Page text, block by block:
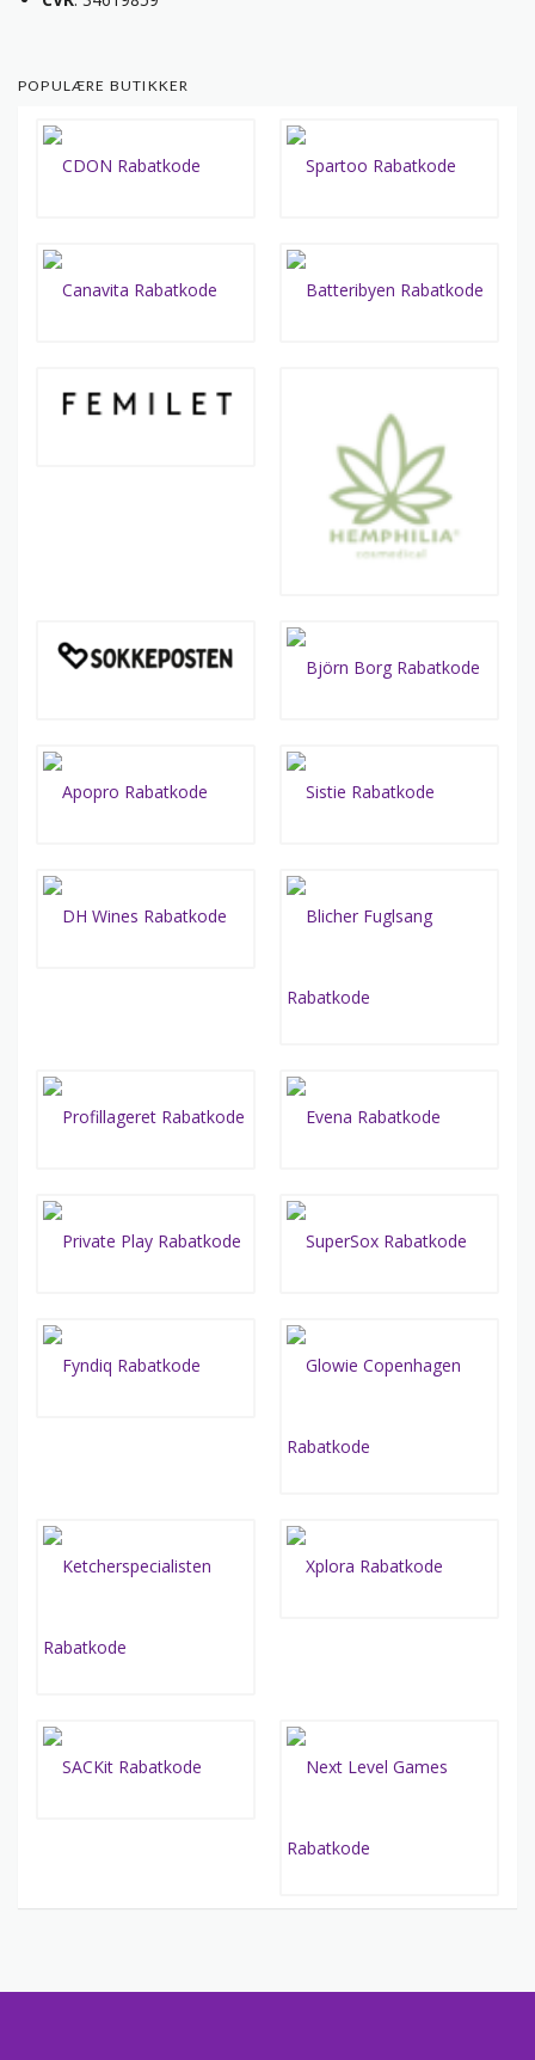
POPULÆRE BUTIKKER